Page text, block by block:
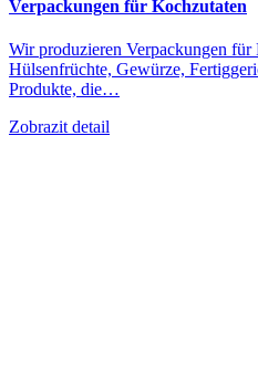
Verpackungen für Kochzutaten
Wir produzieren Verpackungen
Hülsenfrüchte, Gewürze,
Produkte, die…
Zobrazit detail